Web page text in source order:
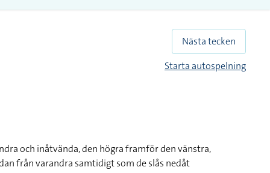
Nästa tecken
Starta autospelning
och inåtvända, den högra framför den vänstra,
från varandra samtidigt som de slås nedåt